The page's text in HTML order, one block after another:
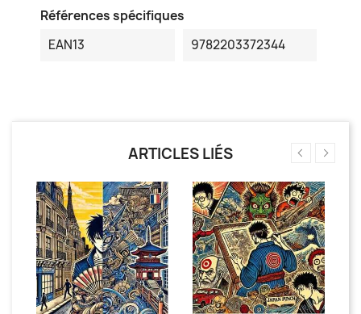
Références spécifiques
EAN13
9782203372344
ARTICLES LIÉS